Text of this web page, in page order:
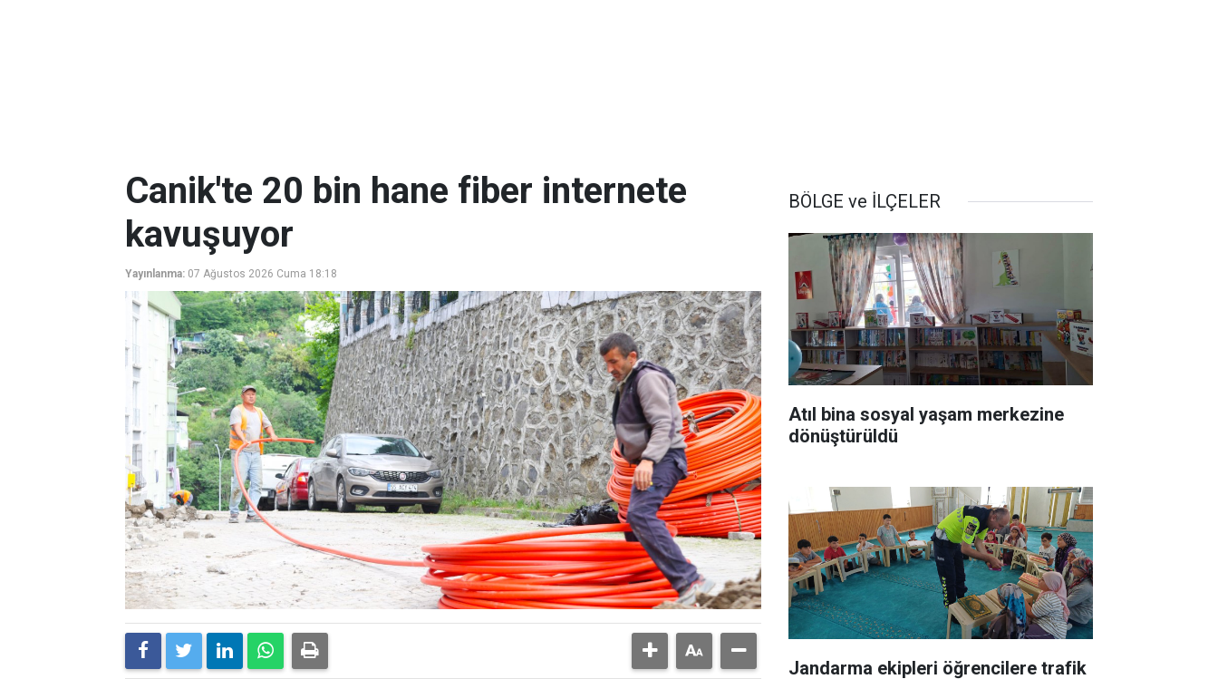
Canik'te 20 bin hane fiber internete
kavuşuyor
Yayınlanma: 07 Ağustos 2026 Cuma 18:18
BÖLGE ve İLÇELER
Atıl bina sosyal yaşam merkezine
dönüştürüldü
Jandarma ekipleri öğrencilere trafik